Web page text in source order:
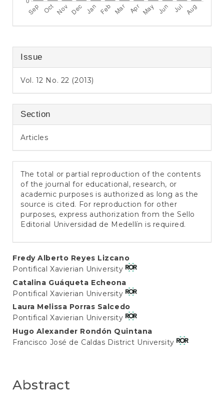
Issue
Vol. 12 No. 22 (2013)
Section
Articles
The total or partial reproduction of the contents
of the journal for educational, research, or
academic purposes is authorized as long as the
source is cited. For reproduction for other
purposes, express authorization from the Sello
Editorial Universidad de Medellín is required.
Main
Article
Content
Fredy Alberto Reyes Lizcano
Pontifical Xavierian University
Catalina Guáqueta Echeona
Pontifical Xavierian University
Laura Melissa Porras Salcedo
Pontifical Xavierian University
Hugo Alexander Rondón Quintana
Francisco José de Caldas District University
Abstract